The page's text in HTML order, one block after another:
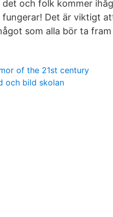
det och folk kommer
fungerar! Det är viktigt
som alla bör ta
of the 21st century
och bild skolan